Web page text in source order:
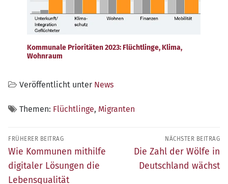
Kommunale Prioritäten 2023: Flüchtlinge, Klima,
Wohnraum
Veröffentlicht unter News
Themen: Flüchtlinge, Migranten
Beitragsnavigation
FRÜHERER BEITRAG
Früherer
Beitrag:
Wie Kommunen mithilfe
digitaler Lösungen die
Lebensqualität
NÄCHSTER BEITRAG
Nächster
Beitrag:
Die Zahl der Wölfe in
Deutschland wächst